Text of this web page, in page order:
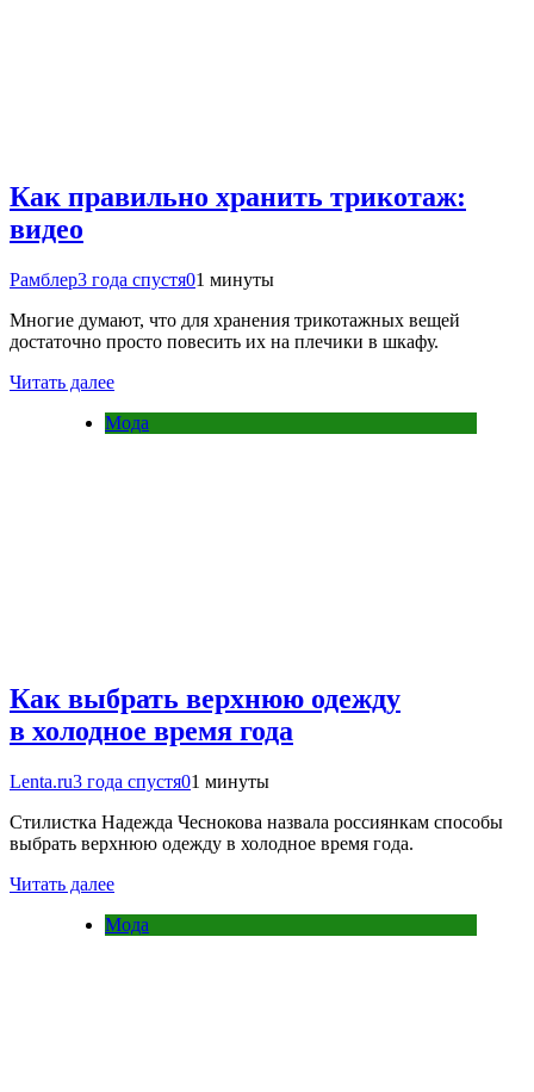
Как правильно хранить трикотаж:
видео
Рамблер3 года спустя01 минуты
Многие думают, что для хранения трикотажных вещей
достаточно просто повесить их на плечики в шкафу.
Читать далее
Мода
Как выбрать верхнюю одежду
в холодное время года
Lenta.ru3 года спустя01 минуты
Стилистка Надежда Чеснокова назвала россиянкам способы
выбрать верхнюю одежду в холодное время года.
Читать далее
Мода